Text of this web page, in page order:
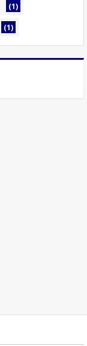
(1)
(1)